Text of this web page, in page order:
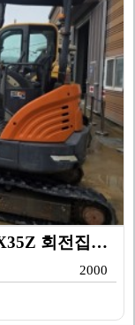
두산/굴삭기/3.5톤 미니굴삭기/DX35Z 회전집게/2…
2000